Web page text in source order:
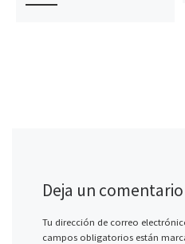
Deja un comentario
Tu dirección de correo
campos obligatorios están